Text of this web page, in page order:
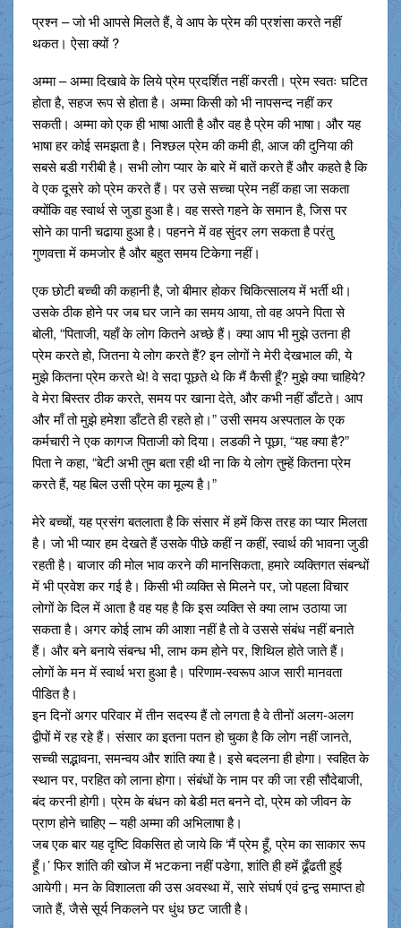
प्रश्न – जो भी आपसे मिलते हैं, वे आप के प्रेम की प्रशंसा करते नहीं
थकत। ऐसा क्यों ?
अम्मा – अम्मा दिखावे के लिये प्रेम प्रदर्शित नहीं करती। प्रेम स्वतः घटित
होता है, सहज रूप से होता है। अम्मा किसी को भी नापसन्द नहीं कर
सकती। अम्मा को एक ही भाषा आती है और वह है प्रेम की भाषा। और यह
भाषा हर कोई समझता है। निश्छल प्रेम की कमी ही, आज की दुनिया की
सबसे बडी गरीबी है। सभी लोग प्यार के बारे में बातें करते हैं और कहते है कि
वे एक दूसरे को प्रेम करते हैं। पर उसे सच्चा प्रेम नहीं कहा जा सकता
क्योंकि वह स्वार्थ से जुडा हुआ है। वह सस्ते गहने के समान है, जिस पर
सोने का पानी चढाया हुआ है। पहनने में वह सुंदर लग सकता है परंतु
गुणवत्ता में कमजोर है और बहुत समय टिकेगा नहीं।
एक छोटी बच्ची की कहानी है, जो बीमार होकर चिकित्सालय में भर्ती थी।
उसके ठीक होने पर जब घर जाने का समय आया, तो वह अपने पिता से
बोली, “पिताजी, यहाँ के लोग कितने अच्छे हैं। क्या आप भी मुझे उतना ही
प्रेम करते हो, जितना ये लोग करते हैं? इन लोगों ने मेरी देखभाल की, ये
मुझे कितना प्रेम करते थे! वे सदा पूछते थे कि मैं कैसी हूँ? मुझे क्या चाहिये?
वे मेरा बिस्तर ठीक करते, समय पर खाना देते, और कभी नहीं डाँटते। आप
और माँ तो मुझे हमेशा डाँटते ही रहते हो।” उसी समय अस्पताल के एक
कर्मचारी ने एक कागज पिताजी को दिया। लडकी ने पूछा, “यह क्या है?”
पिता ने कहा, “बेटी अभी तुम बता रही थी ना कि ये लोग तुम्हें कितना प्रेम
करते हैं, यह बिल उसी प्रेम का मूल्य है।”
मेरे बच्चों, यह प्रसंग बतलाता है कि संसार में हमें किस तरह का प्यार मिलता
है। जो भी प्यार हम देखते हैं उसके पीछे कहीं न कहीं, स्वार्थ की भावना जुडी
रहती है। बाजार की मोल भाव करने की मानसिकता, हमारे व्यक्तिगत संबन्धों
में भी प्रवेश कर गई है। किसी भी व्यक्ति से मिलने पर, जो पहला विचार
लोगों के दिल में आता है वह यह है कि इस व्यक्ति से क्या लाभ उठाया जा
सकता है। अगर कोई लाभ की आशा नहीं है तो वे उससे संबंध नहीं बनाते
हैं। और बने बनाये संबन्ध भी, लाभ कम होने पर, शिथिल होते जाते हैं।
लोगों के मन में स्वार्थ भरा हुआ है। परिणाम-स्वरूप आज सारी मानवता
पीडित है।
इन दिनों अगर परिवार में तीन सदस्य हैं तो लगता है वे तीनों अलग-अलग
द्वीपों में रह रहे हैं। संसार का इतना पतन हो चुका है कि लोग नहीं जानते,
सच्ची सद्भावना, समन्वय और शांति क्या है। इसे बदलना ही होगा। स्वहित के
स्थान पर, परहित को लाना होगा। संबंधों के नाम पर की जा रही सौदेबाजी,
बंद करनी होगी। प्रेम के बंधन को बेडी मत बनने दो, प्रेम को जीवन के
प्राण होने चाहिए – यही अम्मा की अभिलाषा है।
जब एक बार यह दृष्टि विकसित हो जाये कि ‘मैं प्रेम हूँ, प्रेम का साकार रूप
हूँ।’ फिर शांति की खोज में भटकना नहीं पडेगा, शांति ही हमें ढूँढती हुई
आयेगी। मन के विशालता की उस अवस्था में, सारे संघर्ष एवं द्वन्द्व समाप्त हो
जाते हैं, जैसे सूर्य निकलने पर धुंध छट जाती है।